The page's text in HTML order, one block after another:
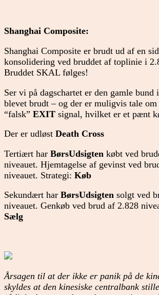
Shanghai Composite:
Shanghai Composite er brudt ud af en
konsolidering ved bruddet af toplinie i
Bruddet SKAL følges!
Ser vi på dagschartet er den gamle bund
blevet brudt – og der er muligvis tale om
“falsk” EXIT signal, hvilket er et pænt
Der er udløst Death Cross
Tertiært har BørsUdsigten købt ved
niveauet. Hjemtagelse af gevinst ved
niveauet. Strategi: Køb
Sekundært har BørsUdsigten solgt ved
niveauet. Genkøb ved brud af 2.828
Sælg
Årsagen til at der ikke er panik på de
skyldes at den kinesiske centralbank